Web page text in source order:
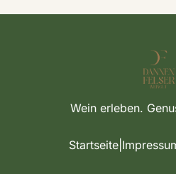
Wein erleben.
Startseite|